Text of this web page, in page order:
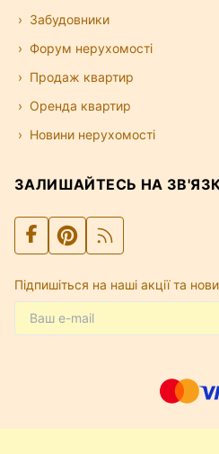
Забудовники
Форум нерухомості
Продаж квартир
Оренда квартир
Новини нерухомості
ЗАЛИШАЙТЕСЬ НА
Підпишіться на наші акції та